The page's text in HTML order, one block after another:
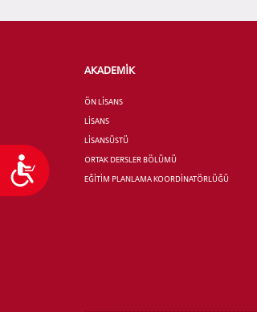
Ulaşılabilirlik
AKADEMİK
ÖN LİSANS
LİSANS
LİSANSÜSTÜ
ORTAK DERSLER BÖLÜMÜ
EĞİTİM PLANLAMA KOORDİNATÖRLÜĞÜ